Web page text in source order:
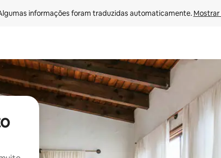
informações foram traduzidas automaticamente. Mostrar